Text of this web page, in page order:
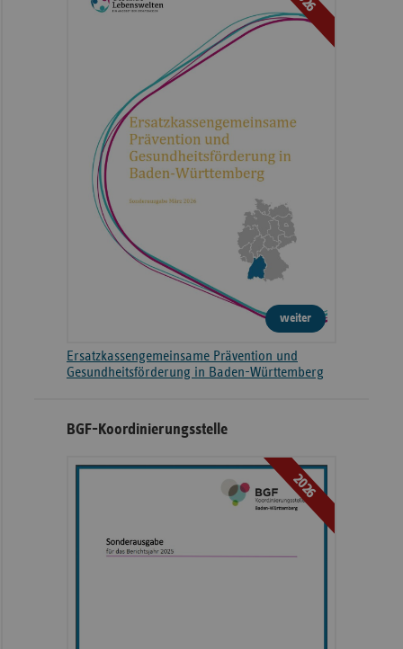
weiter
Ersatzkassengemeinsame Prävention und
Gesundheitsförderung in Baden-Württemberg
BGF-Koordinierungsstelle
2026